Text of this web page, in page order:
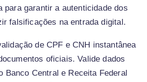
para garantir a autenticidade dos
falsificações na entrada digital.
de CPF e CNH instantânea
oficiais. Valide dados
Banco Central e Receita Federal